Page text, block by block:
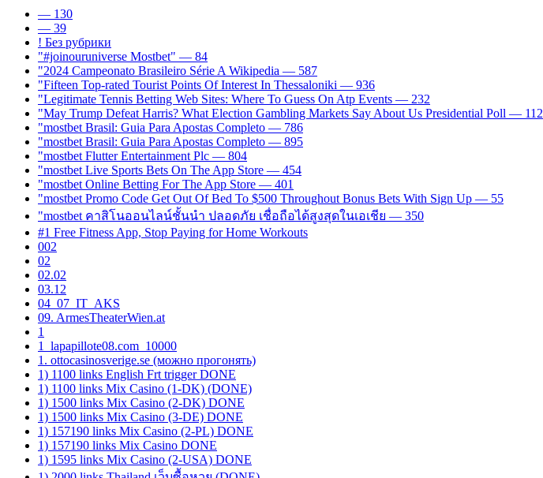
— 130
— 39
! Без рубрики
"#joinouruniverse Mostbet" — 84
"2024 Campeonato Brasileiro Série A Wikipedia — 587
"Fifteen Top-rated Tourist Points Of Interest In Thessaloniki — 936
"Legitimate Tennis Betting Web Sites: Where To Guess On Atp Events — 232
"May Trump Defeat Harris? What Election Gambling Markets Say About Us Presidential Poll — 112
"mostbet Brasil: Guia Para Apostas Completo — 786
"mostbet Brasil: Guia Para Apostas Completo — 895
"mostbet Flutter Entertainment Plc — 804
"‎mostbet Live Sports Bets On The App Store — 454
"‎mostbet Online Betting For The App Store — 401
"mostbet Promo Code Get Out Of Bed To $500 Throughout Bonus Bets With Sign Up — 55
"mostbet คาสิโนออนไลน์ชั้นนำ ปลอดภัย เชื่อถือได้สูงสุดในเอเชีย — 350
#1 Free Fitness App, Stop Paying for Home Workouts
002
02
02.02
03.12
04_07_IT_AKS
09. ArmesTheaterWien.at
1
1_lapapillote08.com_10000
1. ottocasinosverige.se (можно прогонять)
1) 1100 links English Frt trigger DONE
1) 1100 links Mix Casino (1-DK) (DONE)
1) 1500 links Mix Casino (2-DK) DONE
1) 1500 links Mix Casino (3-DE) DONE
1) 157190 links Mix Casino (2-PL) DONE
1) 157190 links Mix Casino DONE
1) 1595 links Mix Casino (2-USA) DONE